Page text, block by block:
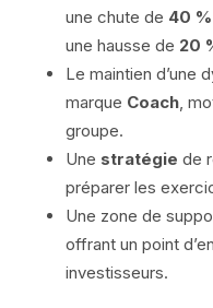
une chute de 40
une hausse de 20
Le maintien d’une
marque Coach,
groupe.
Une stratégie de
préparer les
Une zone de
offrant un point
investisseurs.